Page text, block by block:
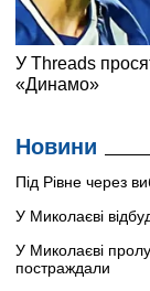
Новини
Під Рівне через
У Миколаєві
У Миколаєві
постраждали